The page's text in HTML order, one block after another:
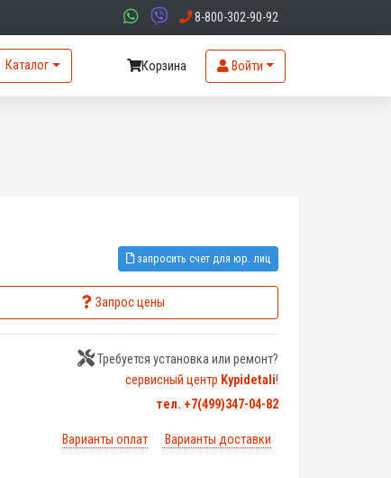
8-800-302-90-92
Каталог Корзина Войти
запросить счет для юр. лиц
Запрос цены
Требуется установка или ремонт?
сервисный центр Kypidetali!
тел. +7(499)347-04-82
Варианты оплат Варианты доставки